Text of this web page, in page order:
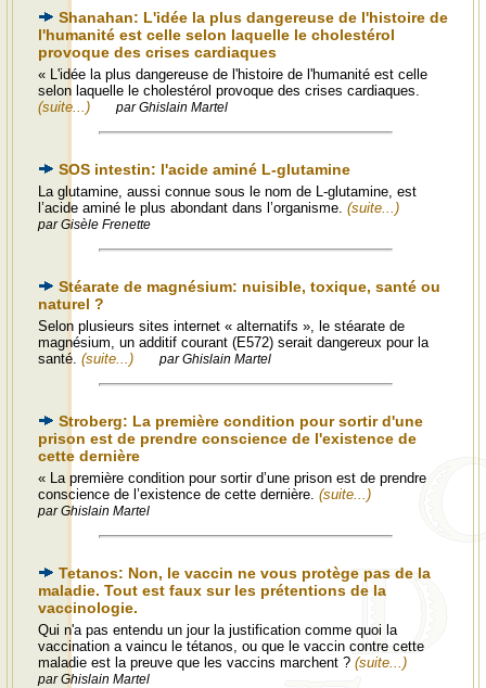
Shanahan: L'idée la plus dangereuse de l'histoire de
l'humanité est celle selon laquelle le cholestérol
provoque des crises cardiaques
« L'idée la plus dangereuse de l'histoire de l'humanité est celle
selon laquelle le cholestérol provoque des crises cardiaques.
(suite...)
par Ghislain Martel
SOS intestin: l'acide aminé L-glutamine
La glutamine, aussi connue sous le nom de L-glutamine, est
l’acide aminé le plus abondant dans l’organisme. (suite...)
par Gisèle Frenette
Stéarate de magnésium: nuisible, toxique, santé ou
naturel ?
Selon plusieurs sites internet « alternatifs », le stéarate de
magnésium, un additif courant (E572) serait dangereux pour la
santé. (suite...) par Ghislain Martel
Stroberg: La première condition pour sortir d'une
prison est de prendre conscience de l'existence de
cette dernière
« La première condition pour sortir d’une prison est de prendre
conscience de l’existence de cette dernière. (suite...)
par Ghislain Martel
Tetanos: Non, le vaccin ne vous protège pas de la
maladie. Tout est faux sur les prétentions de la
vaccinologie.
Qui n'a pas entendu un jour la justification comme quoi la
vaccination a vaincu le tétanos, ou que le vaccin contre cette
maladie est la preuve que les vaccins marchent ? (suite...)
par Ghislain Martel